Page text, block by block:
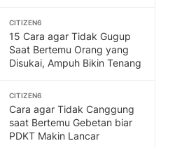
CITIZEN6
15 Cara agar Tidak Gugup
Saat Bertemu Orang yang
Disukai, Ampuh Bikin Tenang
CITIZEN6
Cara agar Tidak Canggung
saat Bertemu Gebetan biar
PDKT Makin Lancar